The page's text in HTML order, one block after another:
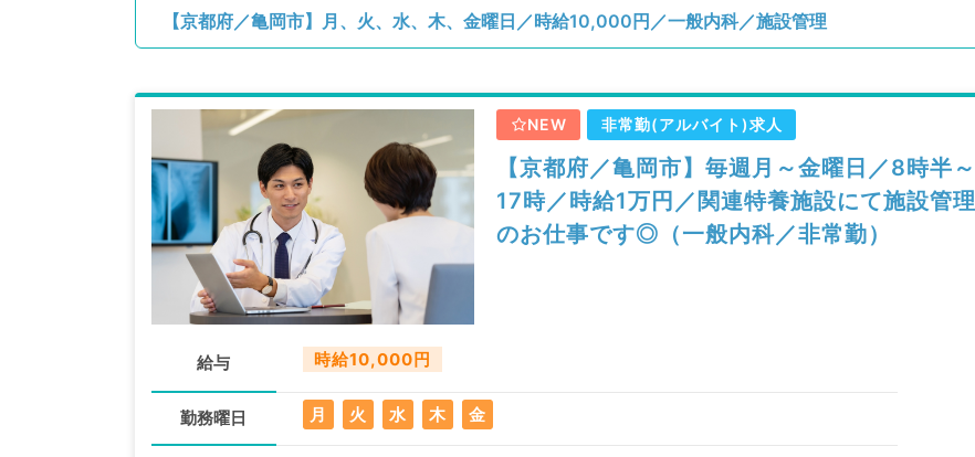
【京都府／亀岡市】月、火、水、木、金曜日／時給10,000円／一般内科／施設管理
NEW 非常勤(アルバイト)求人
【京都府／亀岡市】毎週月～金曜日／8時半～
17時／時給1万円／関連特養施設にて施設管理
のお仕事です◎（一般内科／非常勤）
給与 時給10,000円
勤務曜日 月 火 水 木 金